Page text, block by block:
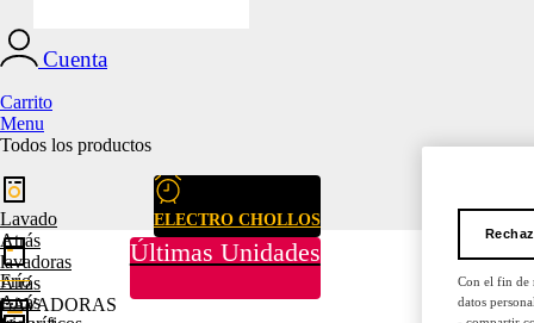
Cuenta
Carrito
Menu
Todos los productos
ELECTRO CHOLLOS
Últimas Unidades
Lavado
Atrás
lavadoras
Atrás
LAVADORAS
Frío
Atrás
Con el fin de
datos